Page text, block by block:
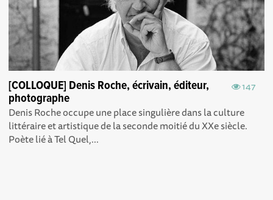
147
[COLLOQUE] Denis Roche, écrivain, éditeur,
photographe
Denis Roche occupe une place singulière dans la culture
littéraire et artistique de la seconde moitié du XXe siècle.
Poète lié à Tel Quel,...